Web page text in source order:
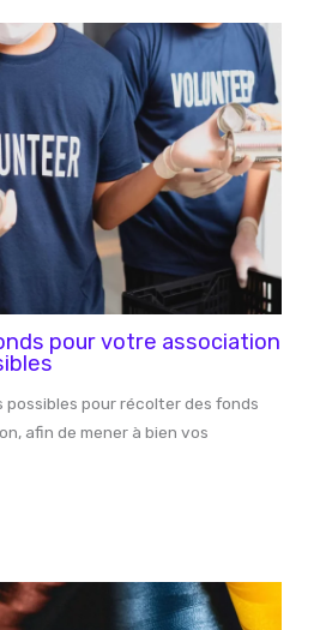
pour votre association
pour récolter des fonds
afin de mener à bien vos